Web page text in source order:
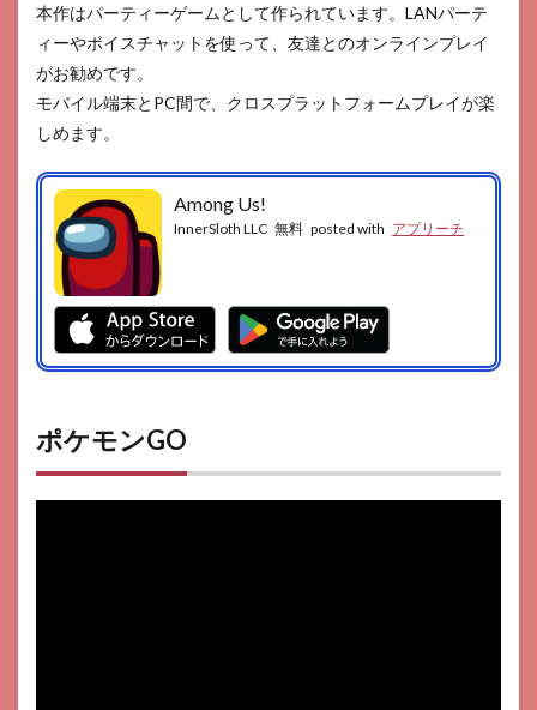
本作はパーティーゲームとして作られています。LANパーテ
ィーやボイスチャットを使って、友達とのオンラインプレイ
がお勧めです。
モバイル端末とPC間で、クロスプラットフォームプレイが楽
しめます。
Among Us!
InnerSloth LLC 無料 posted with アプリーチ
ポケモンGO